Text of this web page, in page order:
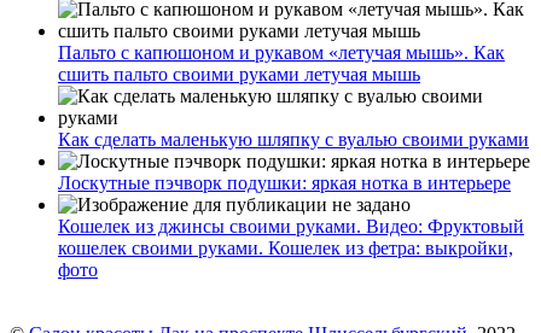
Пальто с капюшоном и рукавом «летучая мышь». Как
сшить пальто своими руками летучая мышь
Как сделать маленькую шляпку с вуалью своими руками
Лоскутные пэчворк подушки: яркая нотка в интерьере
Кошелек из джинсы своими руками. Видео: Фруктовый
кошелек своими руками. Кошелек из фетра: выкройки,
фото